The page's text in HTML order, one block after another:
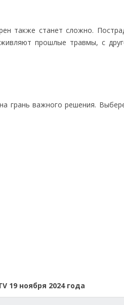
также станет сложно.
прошлые травмы, с
грань важного решения.
19 ноября 2024 года